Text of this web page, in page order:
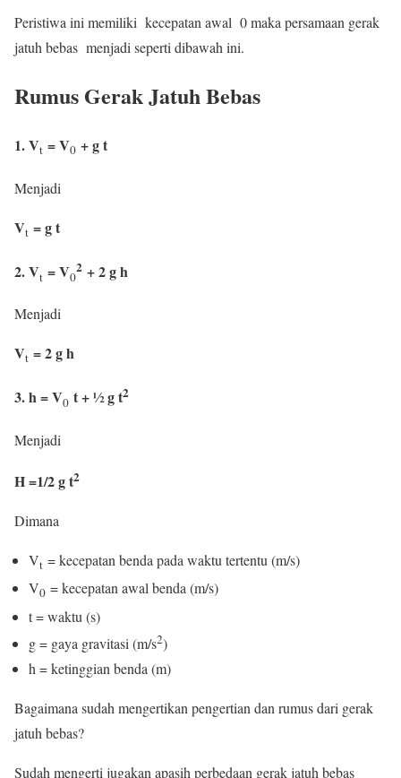
Peristiwa ini memiliki kecepatan awal 0 maka persamaan gerak
jatuh bebas menjadi seperti dibawah ini.
Rumus Gerak Jatuh Bebas
1. Vt = V0 + g t
Menjadi
Vt = g t
2. Vt = V0
2 + 2 g h
Menjadi
Vt = 2 g h
3. h = V0 t + ½ g t2
Menjadi
H =1/2 g t2
Dimana
Vt = kecepatan benda pada waktu tertentu (m/s)
V0 = kecepatan awal benda (m/s)
t = waktu (s)
g = gaya gravitasi (m/s2)
h = ketinggian benda (m)
Bagaimana sudah mengertikan pengertian dan rumus dari gerak
jatuh bebas?
Sudah mengerti jugakan apasih perbedaan gerak jatuh bebas